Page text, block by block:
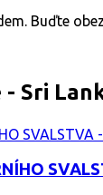
Buďte
Sri